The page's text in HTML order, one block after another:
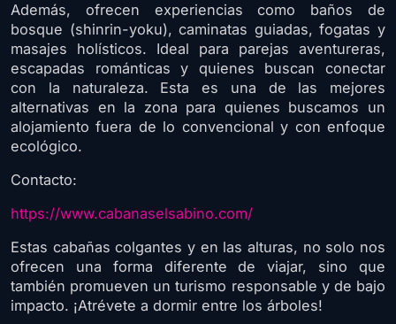
Además, ofrecen experiencias como baños de
bosque (shinrin-yoku), caminatas guiadas, fogatas y
masajes holísticos. Ideal para parejas aventureras,
escapadas románticas y quienes buscan conectar
con la naturaleza. Esta es una de las mejores
alternativas en la zona para quienes buscamos un
alojamiento fuera de lo convencional y con enfoque
ecológico.
Contacto:
https://www.cabanaselsabino.com/
Estas cabañas colgantes y en las alturas, no solo nos
ofrecen una forma diferente de viajar, sino que
también promueven un turismo responsable y de bajo
impacto. ¡Atrévete a dormir entre los árboles!